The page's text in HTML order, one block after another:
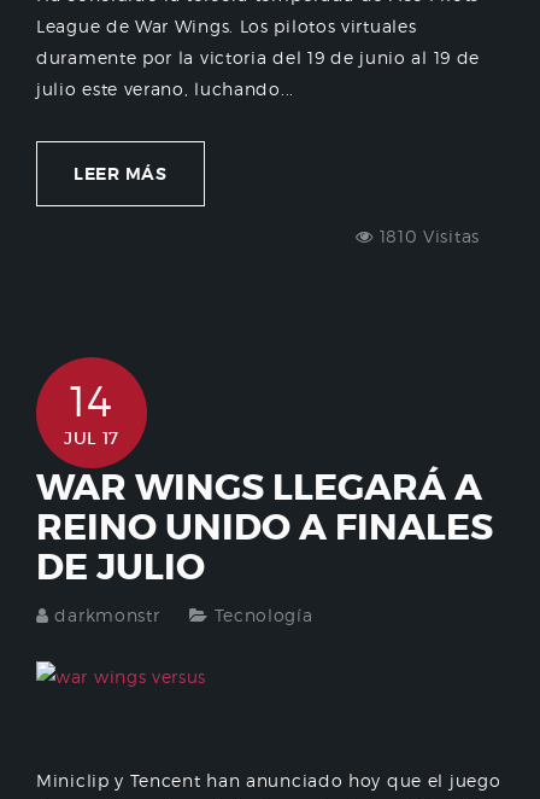
League de War Wings. Los pilotos virtuales
duramente por la victoria del 19 de junio al 19 de
julio este verano, luchando...
LEER MÁS
1810 Visitas
14
JUL 17
WAR WINGS LLEGARÁ A
REINO UNIDO A FINALES
DE JULIO
darkmonstr Tecnología
Miniclip y Tencent han anunciado hoy que el juego